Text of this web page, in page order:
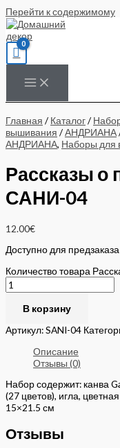
Перейти к содержимому
Главная / Каталог/
вышивания /АНДРИАНА
АНДРИАНА, Наборы для
Рассказы о
САНИ-04
12.00€
Доступно для предзаказа
Количество товара
В корзину
Артикул:SANI-04
Описание
Отзывы (0)
Набор содержит: канва
(27 цветов), игла,
15×21.5 см
Отзывы